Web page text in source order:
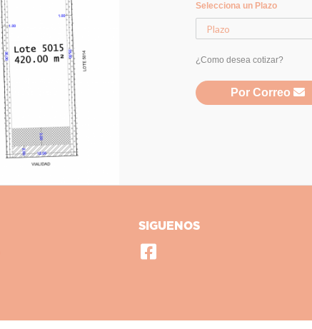
Selecciona un Plazo
¿Como desea cotizar?
Por Correo
SIGUENOS